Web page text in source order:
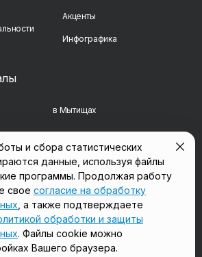
Акценты
Инфографика
в Мытищах
в Люберцах
в Королёве
в Щёлково
и сбора статистических
данные, используя файлы
программы. Продолжая работу
свое согласие на обработку
, а также подтверждаете
обработки и защиты
. Файлы cookie можно
Вашего браузера.